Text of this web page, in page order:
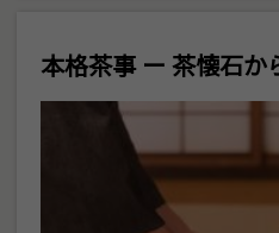
本格茶事 ー 茶懐石か